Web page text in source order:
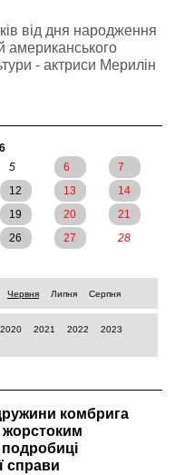
від дня народження
американського
- актриси Мерилін
5 6
7
12 13
14
19 20
21
26 27
28
Червня Липня Серпня
2020 2021 2022
2023
комбрига
справи